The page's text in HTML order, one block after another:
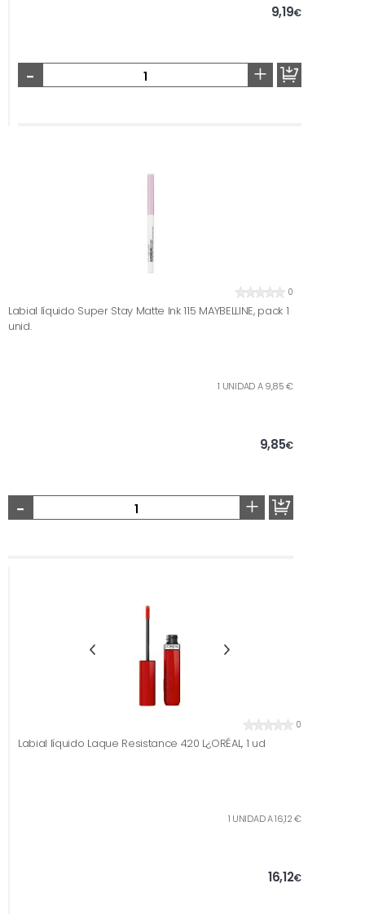
9,19€
- +
0
Labial líquido Super Stay Matte Ink 115 MAYBELLINE, pack 1
unid.
1 UNIDAD A 9,85 €
9,85€
- +
0
Labial líquido Laque Resistance 420 L¿ORÉAL, 1 ud
1 UNIDAD A 16,12 €
16,12€